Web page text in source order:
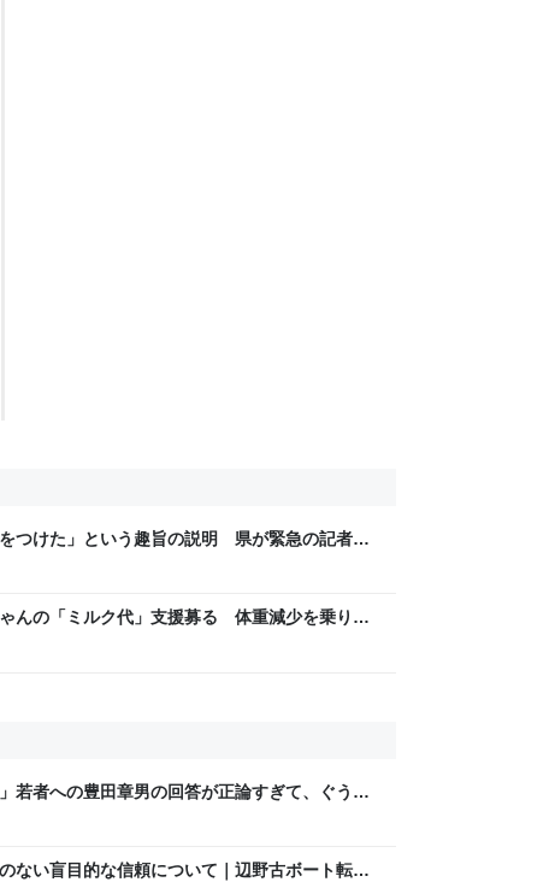
つけた」という趣旨の説明 県が緊急の記者会
7日掲載）｜ABS NEWS NNN
ゃんの「ミルク代」支援募る 体重減少を乗り越
一般公開前の支援呼びかけに葛藤も 愛知・
若者への豊田章男の回答が正論すぎて、ぐうの
い盲目的な信頼について｜辺野古ボート転覆